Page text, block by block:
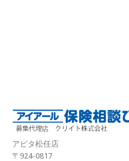
アピタ松任店
〒924-0817